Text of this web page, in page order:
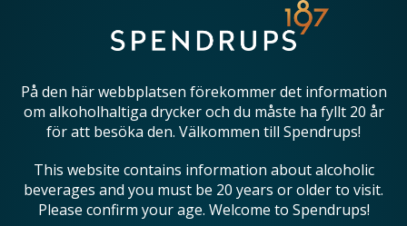
På den här webbplatsen förekommer det information
om alkoholhaltiga drycker och du måste ha fyllt 20 år
för att besöka den. Välkommen till Spendrups!
This website contains information about alcoholic
beverages and you must be 20 years or older to visit.
Please confirm your age. Welcome to Spendrups!